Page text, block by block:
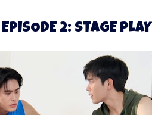
2: STAGE PLAY